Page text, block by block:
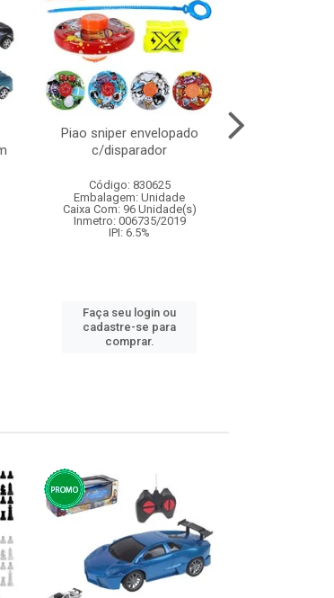
Piao sniper envelopado
c/disparador
Código: 830625
Embalagem: Unidade
Caixa Com: 96 Unidade(s)
Inmetro: 006735/2019
IPI: 6.5%
Faça seu login ou
cadastre-se para
comprar.